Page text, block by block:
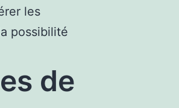
les
possibilité
de